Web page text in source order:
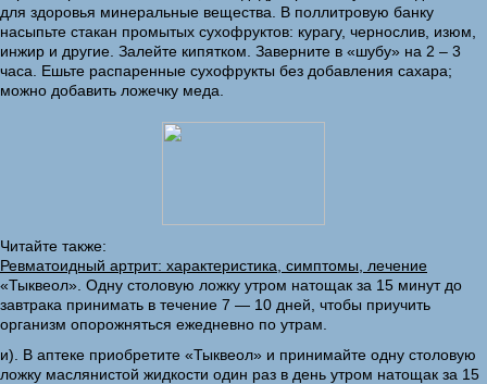
для здоровья минеральные вещества. В поллитровую банку
насыпьте стакан промытых сухофруктов: курагу, чернослив, изюм,
инжир и другие. Залейте кипятком. Заверните в «шубу» на 2 – 3
часа. Ешьте распаренные сухофрукты без добавления сахара;
можно добавить ложечку меда.
Читайте также:
Ревматоидный артрит: характеристика, симптомы, лечение
«Тыквеол». Одну столовую ложку утром натощак за 15 минут до
завтрака принимать в течение 7 — 10 дней, чтобы приучить
организм опорожняться ежедневно по утрам.
и). В аптеке приобретите «Тыквеол» и принимайте одну столовую
ложку маслянистой жидкости один раз в день утром натощак за 15